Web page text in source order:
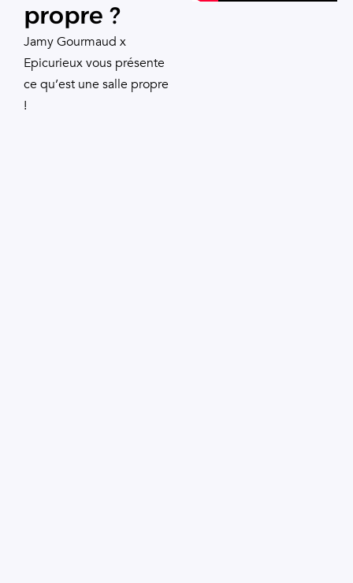
propre ?
Jamy Gourmaud x
Epicurieux vous présente
ce qu’est une salle propre
!